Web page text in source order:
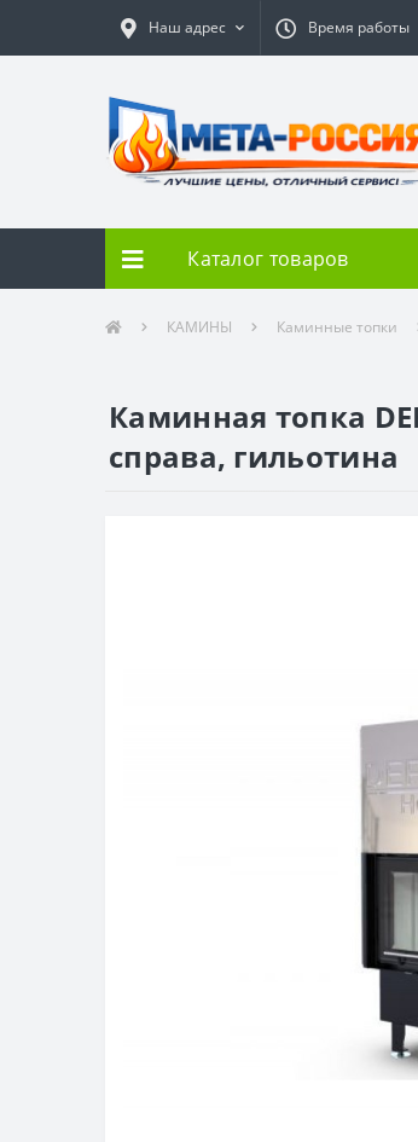
Наш адрес Время работы
Каталог товаров
КАМИНЫ Каминные топки
Каминная топка
справа, гильотина